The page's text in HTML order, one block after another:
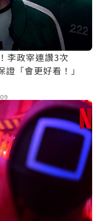
李政宰連讚3次
證「會更好看！」